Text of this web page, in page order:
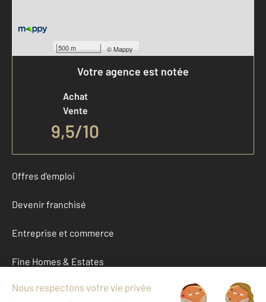
500 m ©Mappy
Votre agence est notée
Achat
Vente
9,5/10
Offres d'emploi
Devenir franchisé
Entreprise et commerce
Fine Homes & Estates
À propos